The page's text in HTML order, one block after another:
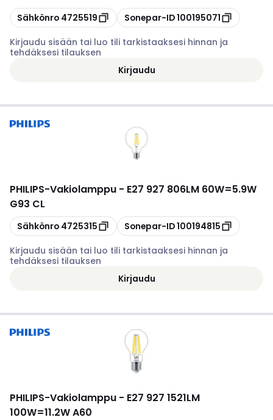
Kopioi
Sähkönro 4725519 Kopioi
Sonepar-ID100195071
Kirjaudu sisään tai luo tili tarkistaaksesi hinnan ja
tehdäksesi tilauksen
Kirjaudu
PHILIPS-Vakiolamppu - E27 927 806LM 60W=5.9W
G93 CL
Kopioi
Sähkönro 4725315 Kopioi
Sonepar-ID100194815
Kirjaudu sisään tai luo tili tarkistaaksesi hinnan ja
tehdäksesi tilauksen
Kirjaudu
PHILIPS-Vakiolamppu - E27 927 1521LM
100W=11.2W A60